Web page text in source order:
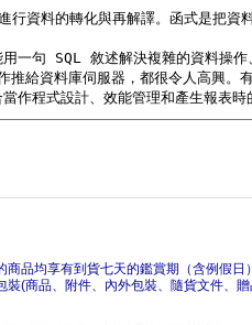
品均享有到貨七天的鑑賞期（含例假
(商品、附件、內外包裝、隨貨文件、贈